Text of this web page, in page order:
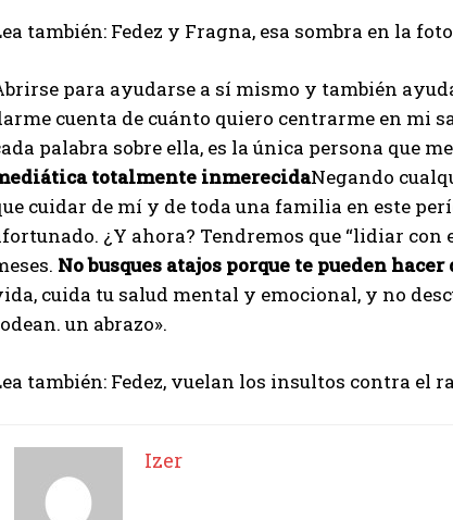
I WANT IN
I've read and accept thePrivacy Policy.
también: Fedez y Fragna, esa sombra en la
para ayudarse a sí mismo y también
cuenta de cuánto quiero centrarme en mi
palabra sobre ella, es la única persona que
totalmente inmerecidaNegando
cuidar de mí y de toda una familia en este
¿Y ahora? Tendremos que “lidiar
No busques atajos porque te pueden hacer
cuida tu salud mental y emocional, y no
un abrazo».
también: Fedez, vuelan los insultos contra el
Izer